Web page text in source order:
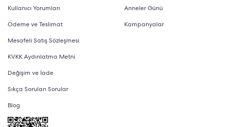
Kullanıcı Yorumları
Ödeme ve Teslimat
Mesafeli Satış Sözleşmesi
KVKK Aydınlatma Metni
Değişim ve İade
Sıkça Sorulan Sorular
Blog
Anneler Günü
Kampanyalar